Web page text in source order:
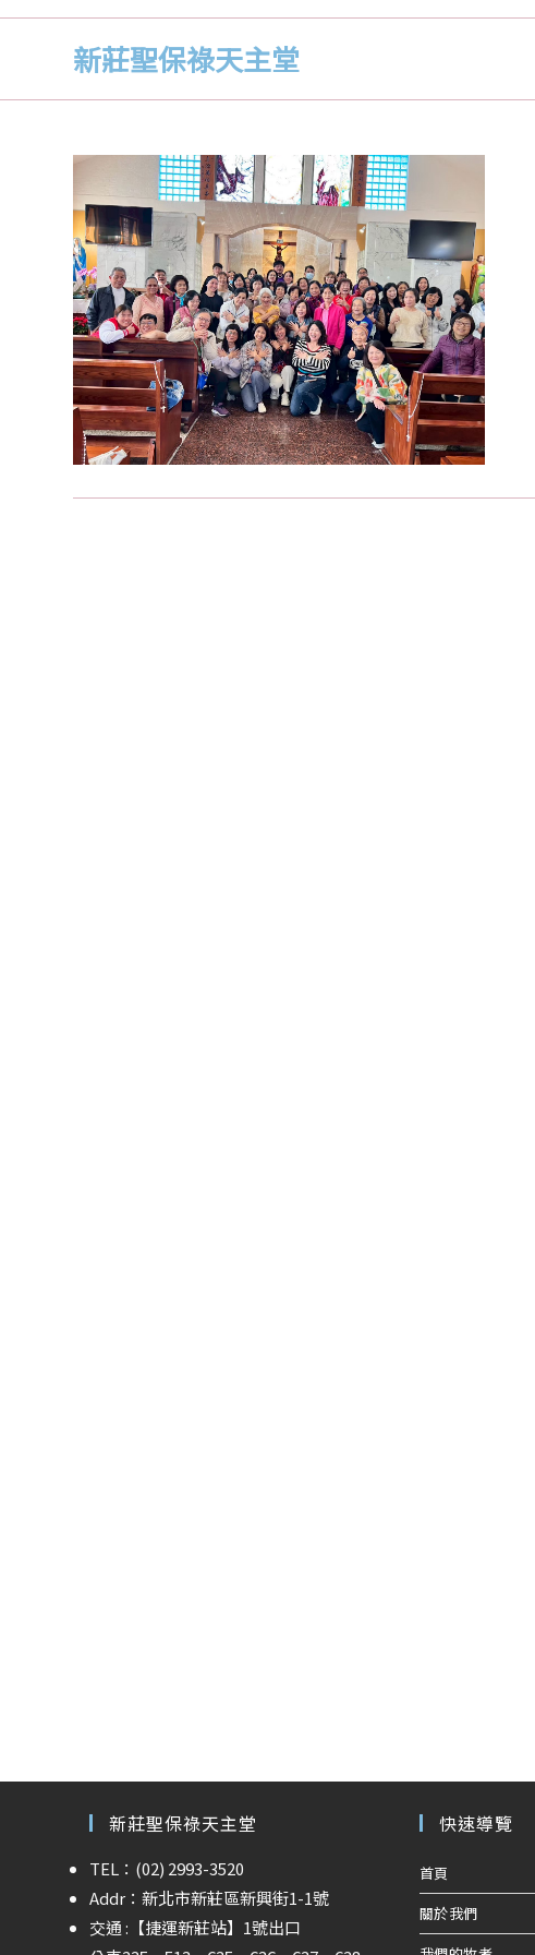
新莊聖保祿天主堂
新莊聖保祿天主堂
TEL：(02) 2993-3520
Addr：新北市新莊區新興街1-1號
交通 : 【捷運新莊站】 1號出口
快速導覽
首頁
關於我們